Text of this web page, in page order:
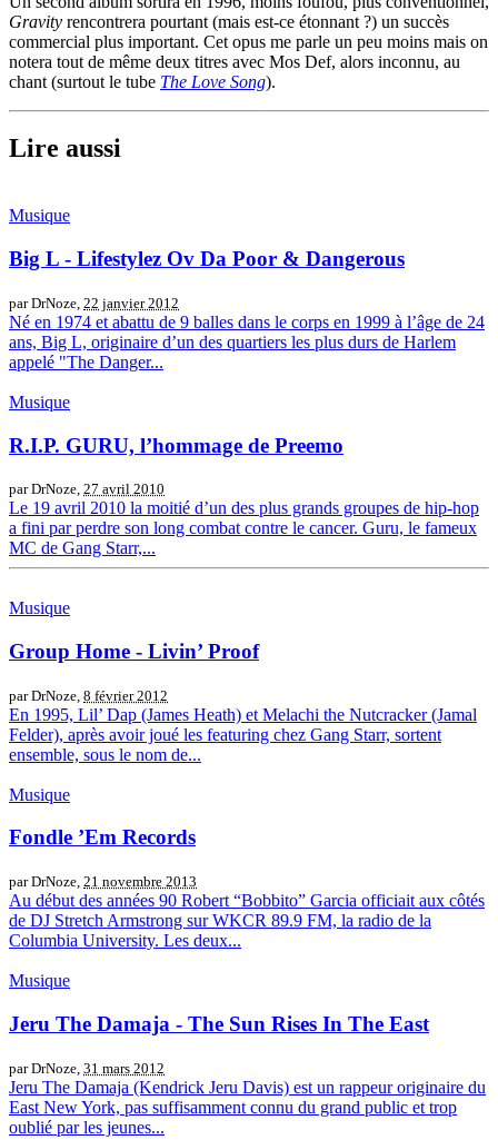
Gravity rencontrera pourtant (mais est-ce étonnant ?) un succès
commercial plus important. Cet opus me parle un peu moins mais on
notera tout de même deux titres avec Mos Def, alors inconnu, au
chant (surtout le tube The Love Song).
Lire aussi
Musique
Big L - Lifestylez Ov Da Poor & Dangerous
par DrNoze, 22 janvier 2012
Né en 1974 et abattu de 9 balles dans le corps en 1999 à l’âge de 24
ans, Big L, originaire d’un des quartiers les plus durs de Harlem
appelé "The Danger...
Musique
R.I.P. GURU, l’hommage de Preemo
par DrNoze, 27 avril 2010
Le 19 avril 2010 la moitié d’un des plus grands groupes de hip-hop
a fini par perdre son long combat contre le cancer. Guru, le fameux
MC de Gang Starr,...
Musique
Group Home - Livin’ Proof
par DrNoze, 8 février 2012
En 1995, Lil’ Dap (James Heath) et Melachi the Nutcracker (Jamal
Felder), après avoir joué les featuring chez Gang Starr, sortent
ensemble, sous le nom de...
Musique
Fondle ’Em Records
par DrNoze, 21 novembre 2013
Au début des années 90 Robert “Bobbito” Garcia officiait aux côtés
de DJ Stretch Armstrong sur WKCR 89.9 FM, la radio de la
Columbia University. Les deux...
Musique
Jeru The Damaja - The Sun Rises In The East
par DrNoze, 31 mars 2012
Jeru The Damaja (Kendrick Jeru Davis) est un rappeur originaire du
East New York, pas suffisamment connu du grand public et trop
oublié par les jeunes...